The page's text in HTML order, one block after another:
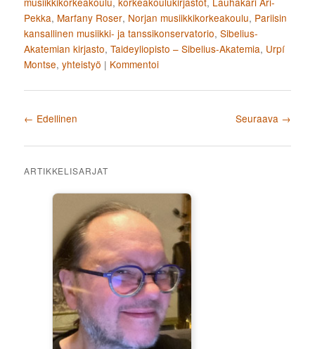
Pekka, Marfany Roser, Norjan musiikkikorkeakoulu, Pariisin
kansallinen musiikki- ja tanssikonservatorio,Sibelius-
Akatemian kirjasto,Taideyliopisto – Sibelius-Akatemia, Urpí
Montse,yhteistyö | Kommentoi
Artikkelien selaus
← Edellinen Seuraava →
ARTIKKELISARJAT